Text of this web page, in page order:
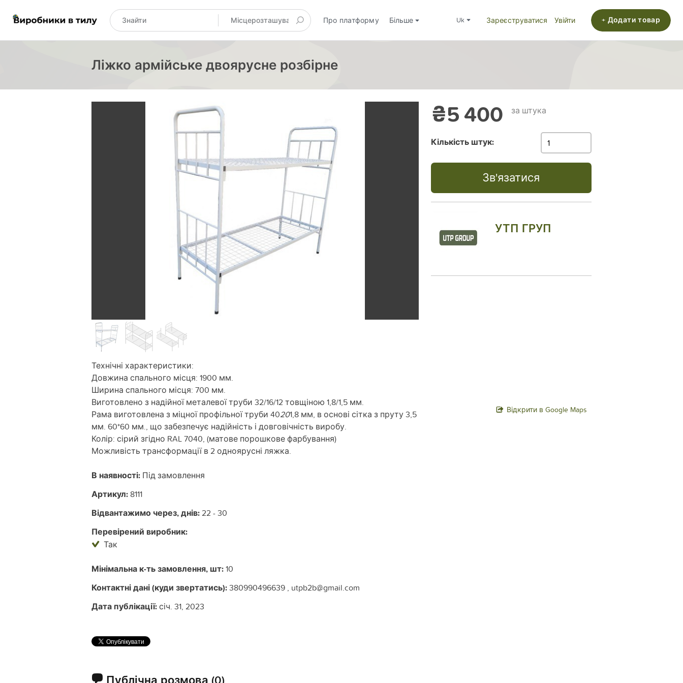
Про платформу Більше uk Зареєструватися Увійти + Додати товар
Ліжко армійське двоярусне розбірне
Технічні характеристики:
Довжина спального місця: 1900 мм.
Ширина спального місця: 700 мм.
Виготовлено з надійної металевої труби 32/16/12 товщіною 1,8/1,5 мм.
Рама виготовлена ​​з міцної профільної труби 40201,8 мм, в основі сітка з пруту 3,5
мм. 60*60 мм., що забезпечує надійність і довговічність виробу.
Колір: сірий згідно RAL 7040, (матове порошкове фарбування)
Можливість трансформації в 2 одноярусні ляжка.
В наявності: Під замовлення
Артикул: 8111
Відвантажимо через, днів:22 - 30
Перевірений виробник:
Так
Мінімальна к-ть замовлення, шт:10
Контактні дані (куди звертатись):380990496639 , utpb2b@gmail.com
Дата публікації:січ. 31, 2023
₴5 400 за штука
Кількість штук:
Зв'язатися
УТП ГРУП
Відкрити в Google Maps